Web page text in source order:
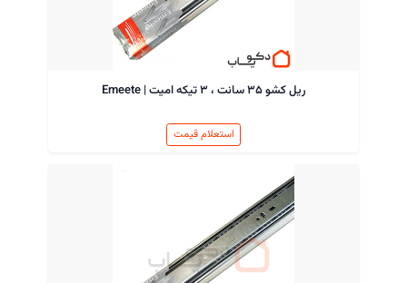
ریل کشو ۳۵ سانت ، ۳ تیکه امیت | Emeete
استعلام قیمت